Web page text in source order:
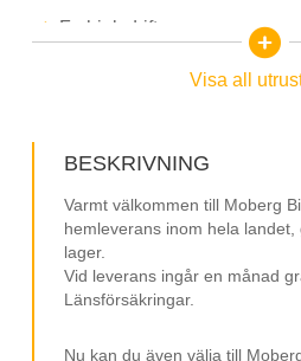
Fyrhjulsdrift
Parkeringssensorer (bak)
Parkeringsvärmare med fjärr
Tonade rutor bak
Visa all
BESKRIVNING
Varmt välkommen till Moberg
hemleverans inom hela
lager.
Vid leverans ingår en månad
Länsförsäkringar.
Nu kan du även välja till